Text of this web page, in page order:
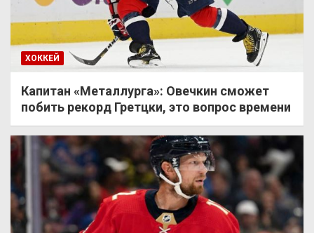
ХОККЕЙ
Капитан «Металлурга»: Овечкин сможет
побить рекорд Гретцки, это вопрос времени